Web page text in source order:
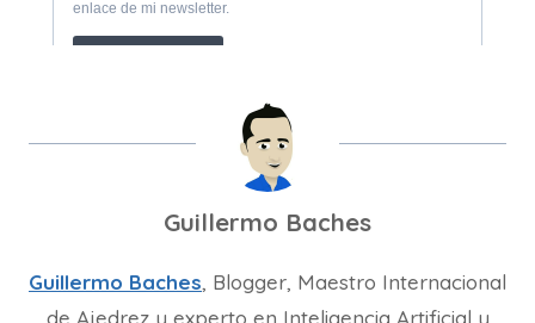
Guillermo Baches
Guillermo Baches, Blogger, Maestro Internacional
de Ajedrez y experto en Inteligencia Artificial y